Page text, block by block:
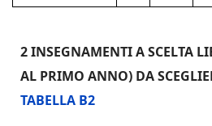
2 INSEGNAMENTI A SCELTA
AL PRIMO ANNO) DA
TABELLA B2